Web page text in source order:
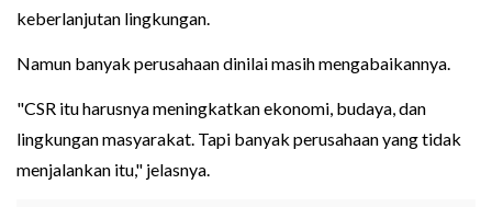
keberlanjutan lingkungan.
Namun banyak perusahaan dinilai masih mengabaikannya.
"CSR itu harusnya meningkatkan ekonomi, budaya, dan
lingkungan masyarakat. Tapi banyak perusahaan yang tidak
menjalankan itu," jelasnya.